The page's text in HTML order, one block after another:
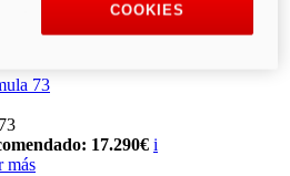
73
17.290€ i
más
COOKIES